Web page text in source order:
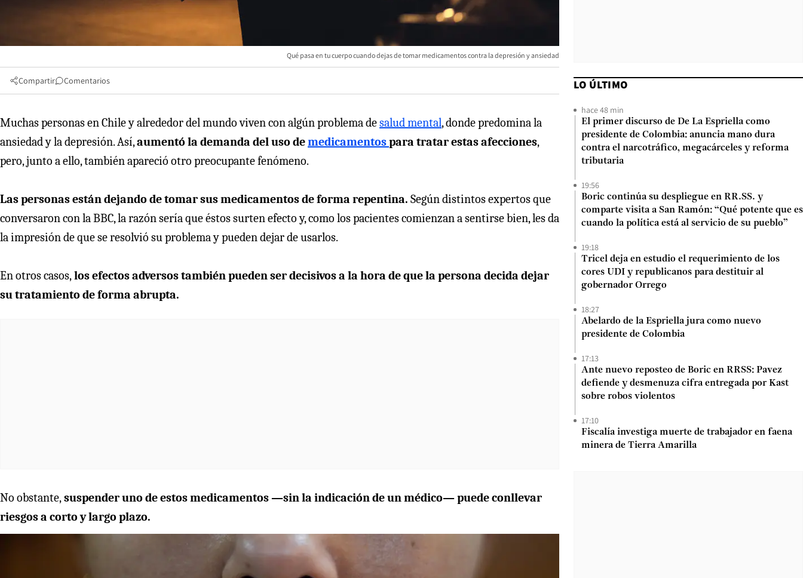
Qué pasa en tu cuerpo cuando dejas de tomar medicamentos contra la depresión y ansiedad
Compartir Comentarios
Muchas personas en Chile y alrededor del mundo viven con algún problema desalud mental, donde predomina la
ansiedad y la depresión. Así,aumentó la demanda del uso demedicamentospara tratar estas afecciones,
pero, junto a ello, también apareció otro preocupante fenómeno.
Las personas están dejando de tomar sus medicamentos de forma repentina. Según distintos expertos que
conversaron con la BBC, la razón sería que éstos surten efecto y, como los pacientes comienzan a sentirse bien, les da
la impresión de que se resolvió su problema y pueden dejar de usarlos.
En otros casos,los efectos adversos también pueden ser decisivos a la hora de que la persona decida dejar
su tratamiento de forma abrupta.
No obstante,suspender uno de estos medicamentos —sin la indicación de un médico— puede conllevar
riesgos a corto y largo plazo.
LO ÚLTIMO
hace 48 min
El primer discurso de De La Espriella como
presidente de Colombia: anuncia mano dura
contra el narcotráfico, megacárceles y reforma
tributaria
19:56
Boric continúa su despliegue en RR.SS. y
comparte visita a San Ramón: “Qué potente que es
cuando la política está al servicio de su pueblo”
19:18
Tricel deja en estudio el requerimiento de los
cores UDI y republicanos para destituir al
gobernador Orrego
18:27
Abelardo de la Espriella jura como nuevo
presidente de Colombia
17:13
Ante nuevo reposteo de Boric en RRSS: Pavez
defiende y desmenuza cifra entregada por Kast
sobre robos violentos
17:10
Fiscalía investiga muerte de trabajador en faena
minera de Tierra Amarilla